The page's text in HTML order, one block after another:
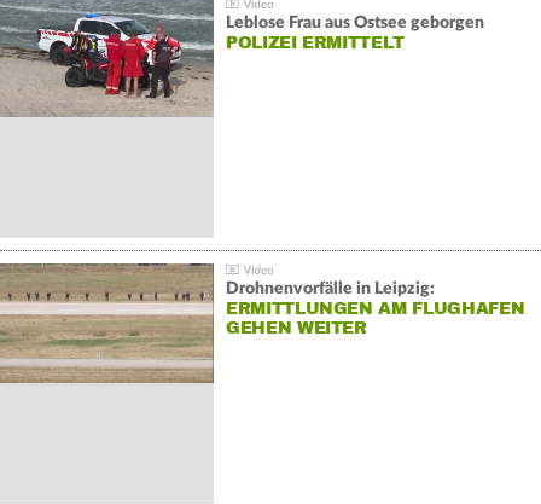
Leblose Frau aus Ostsee geborgen
POLIZEI ERMITTELT
Drohnenvorfälle in Leipzig:
ERMITTLUNGEN AM FLUGHAFEN
GEHEN WEITER